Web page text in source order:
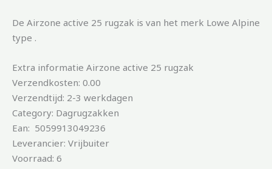
De Airzone active 25 rugzak is van het merk Lowe Alpine
type .
Extra informatie Airzone active 25 rugzak
Verzendkosten: 0.00
Verzendtijd: 2-3 werkdagen
Category: Dagrugzakken
Ean: 5059913049236
Leverancier: Vrijbuiter
Voorraad: 6